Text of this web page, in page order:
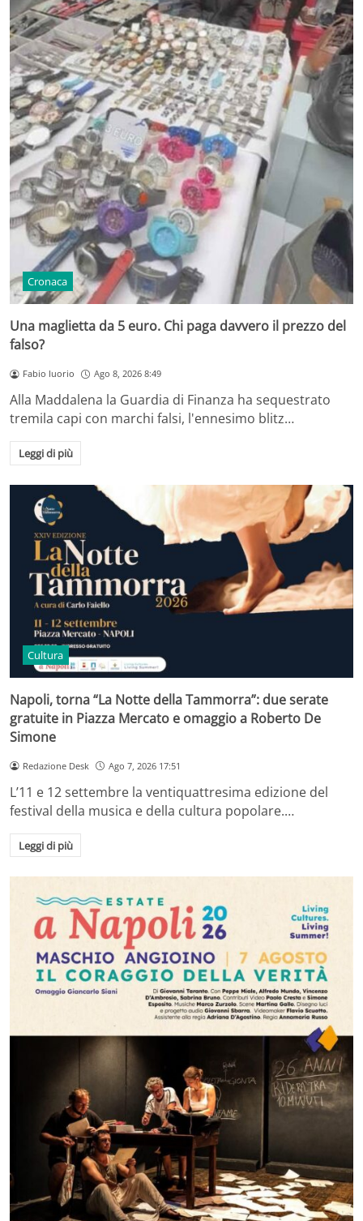
Cronaca
Una maglietta da 5 euro. Chi paga davvero il prezzo del
falso?
Fabio Iuorio Ago 8, 2026 8:49
Alla Maddalena la Guardia di Finanza ha sequestrato
tremila capi con marchi falsi, l'ennesimo blitz…
Leggi di più
Cultura
Napoli, torna “La Notte della Tammorra”: due serate
gratuite in Piazza Mercato e omaggio a Roberto De
Simone
Redazione Desk Ago 7, 2026 17:51
L’11 e 12 settembre la ventiquattresima edizione del
festival della musica e della cultura popolare.…
Leggi di più